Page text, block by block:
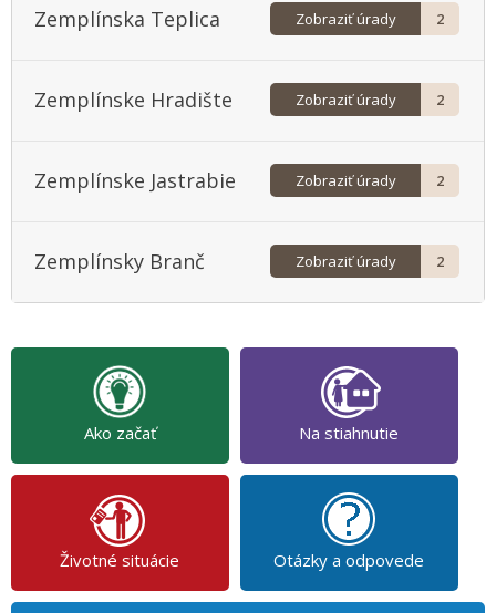
Zemplínska Teplica Zobraziť úrady 2
Zemplínske Hradište Zobraziť úrady 2
Zemplínske Jastrabie Zobraziť úrady 2
Zemplínsky Branč Zobraziť úrady 2
Ako začať Na stiahnutie
Životné situácie Otázky a odpovede